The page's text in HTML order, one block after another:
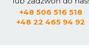
+48 506 516 518
+48 22 465 94 92